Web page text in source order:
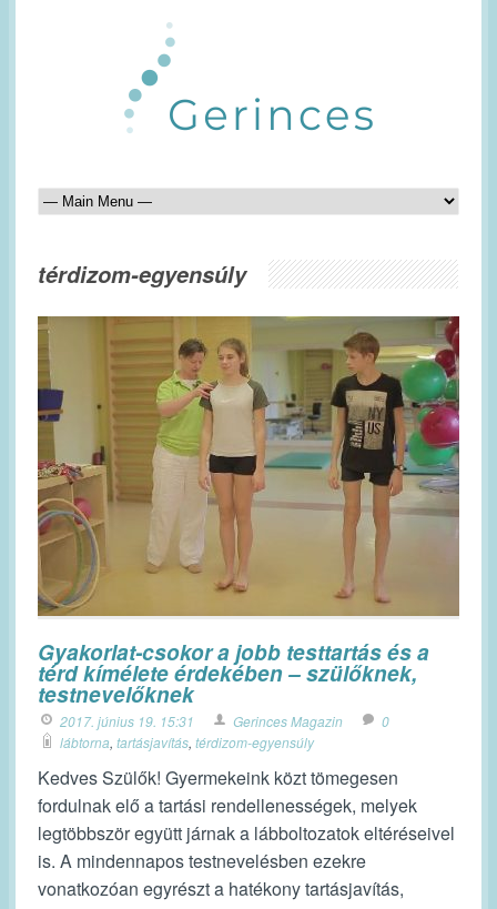
térdizom-egyensúly
Gyakorlat-csokor a jobb testtartás és a
térd kímélete érdekében – szülőknek,
testnevelőknek
2017. június 19. 15:31 Gerinces Magazin
0
lábtorna, tartásjavítás, térdizom-egyensúly
Kedves Szülők! Gyermekeink közt tömegesen
fordulnak elő a tartási rendellenességek, melyek
legtöbbször együtt járnak a lábboltozatok eltéréseivel
is. A mindennapos testnevelésben ezekre
vonatkozóan egyrészt a hatékony tartásjavítás,